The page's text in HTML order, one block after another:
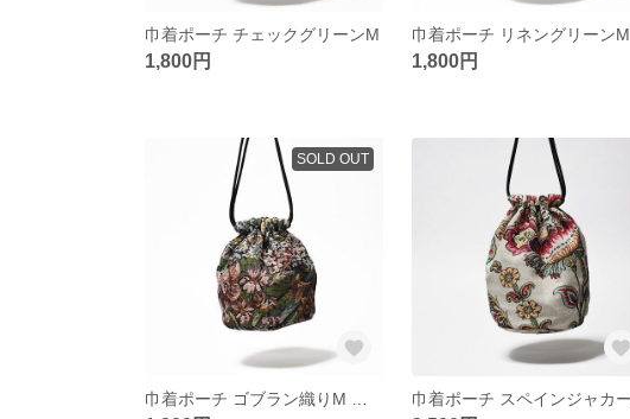
巾着ポーチ チェックグリーンM
1,800円
巾着ポーチ リネングリーンM
1,800円
SOLD OUT